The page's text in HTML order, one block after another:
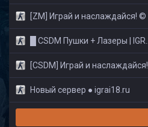
[ZM] Играй и наслаждайся! © Zombie Show
█ CSDM Пушки + Лазеры | IGRAI18.RU ツ █
[CSDM] Играй и наслаждайся! © Classic
Новый сервер ● igrai18.ru